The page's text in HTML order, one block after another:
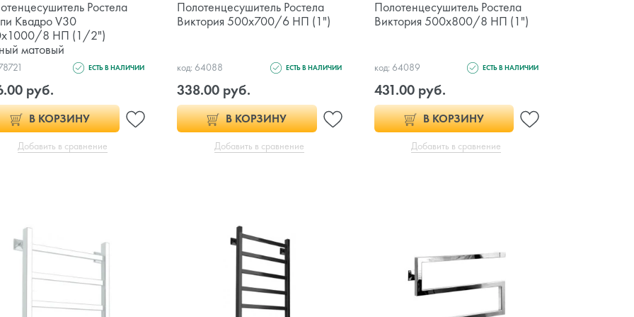
Ростела
Квадро V30
8 НП (1/2")
матовый
ЕСТЬ В НАЛИЧИИ
руб.
В КОРЗИНУ
Добавить в сравнение
Полотенцесушитель Ростела
Виктория 500х700/6 НП (1")
код: 64088 ЕСТЬ В НАЛИЧИИ
338.00 руб.
В КОРЗИНУ
Добавить в сравнение
Полотенцесушитель Ростела
Виктория 500х800/8 НП (1")
код: 64089 ЕСТЬ В НАЛИЧИИ
431.00 руб.
В КОРЗИНУ
Добавить в сравнение